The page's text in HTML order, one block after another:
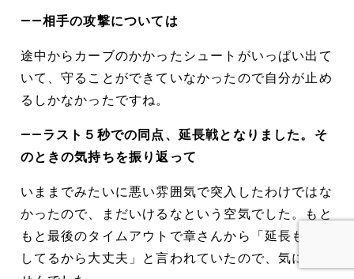
――相手の攻撃については
途中からカーブのかかったシュートがいっぱい出て
いて、守ることができていなかったので自分が止め
るしかなかったですね。
――ラスト５秒での同点、延長戦となりました。そ
のときの気持ちを振り返って
いままでみたいに悪い雰囲気で突入したわけではな
かったので、まだいけるなという空気でした。もと
もと最後のタイムアウトで章さんから「延長も想定
してるから大丈夫」と言われていたので、気にしま